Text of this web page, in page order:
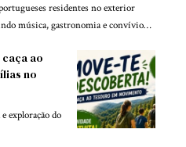
residentes no exterior
música, gastronomia e convívio…
ao
no
exploração do